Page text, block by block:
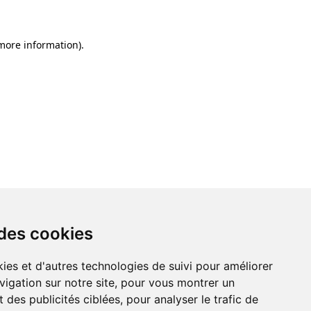
cookies
et d'autres technologies de suivi pour améliorer
sur notre site, pour vous montrer un
des publicités ciblées, pour analyser le trafic de
information).